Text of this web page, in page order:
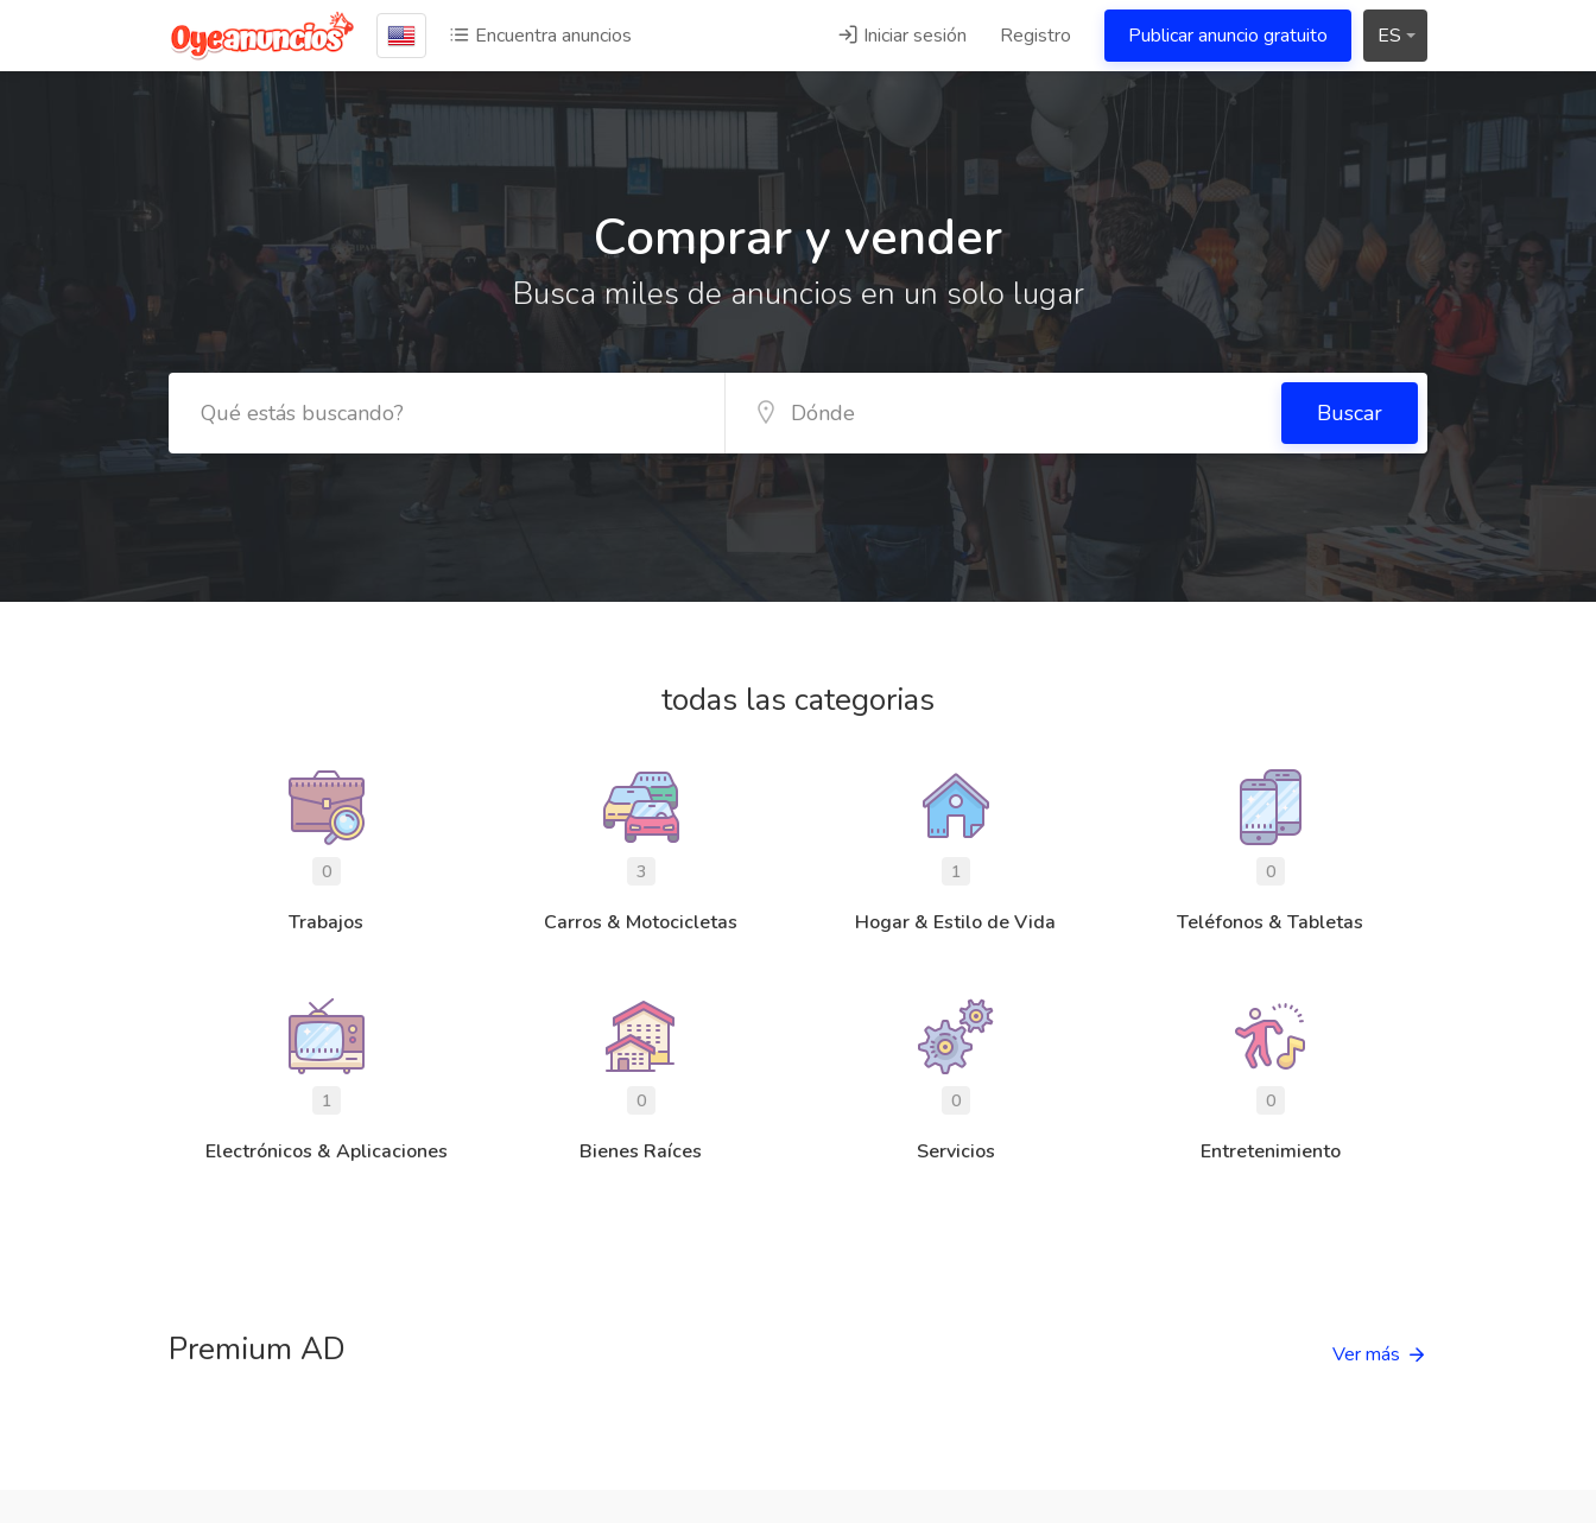
Encuentra anuncios Iniciar sesión Registro Publicar anuncio gratuito ES
Comprar y vender
Busca miles de anuncios en un solo lugar
Buscar
todas las categorias
0
Trabajos
3
Carros & Motocicletas
1
Hogar & Estilo de Vida
0
Teléfonos & Tabletas
1
Electrónicos & Aplicaciones
0
Bienes Raíces
0
Servicios
0
Entretenimiento
Premium AD Ver más